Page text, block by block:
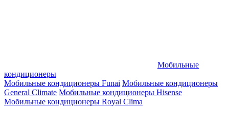
Мобильные
кондиционеры
Мобильные кондиционеры Funai Мобильные кондиционеры
General Climate Мобильные кондиционеры Hisense
Мобильные кондиционеры Royal Clima